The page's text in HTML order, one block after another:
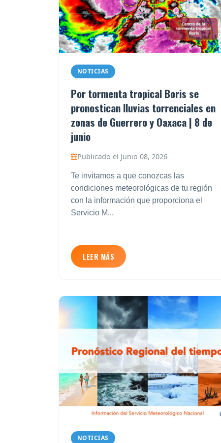
NOTICIAS
Por tormenta tropical Boris se
pronostican lluvias torrenciales en
zonas de Guerrero y Oaxaca | 8 de
junio
Publicado el Junio 08, 2026
Te invitamos a que conozcas las
condiciones meteorológicas de tu región
con la información que proporciona el
Servicio M...
LEER MÁS
NOTICIAS